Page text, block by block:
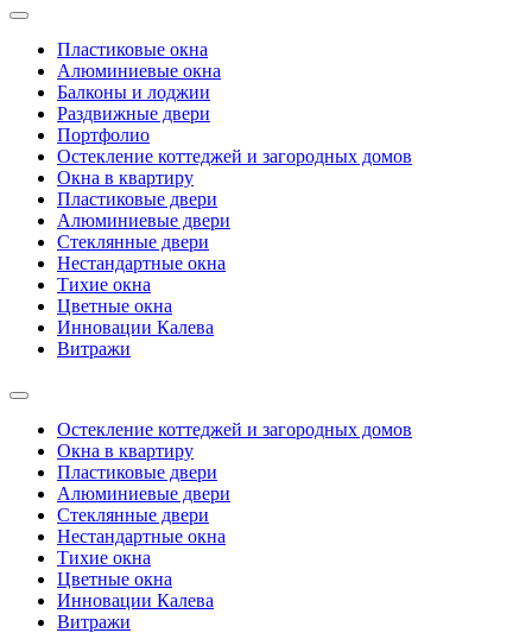
Пластиковые окна
Алюминиевые окна
Балконы и лоджии
Раздвижные двери
Портфолио
Остекление коттеджей и загородных домов
Окна в квартиру
Пластиковые двери
Алюминиевые двери
Стеклянные двери
Нестандартные окна
Тихие окна
Цветные окна
Инновации Калева
Витражи
Остекление коттеджей и загородных домов
Окна в квартиру
Пластиковые двери
Алюминиевые двери
Стеклянные двери
Нестандартные окна
Тихие окна
Цветные окна
Инновации Калева
Витражи